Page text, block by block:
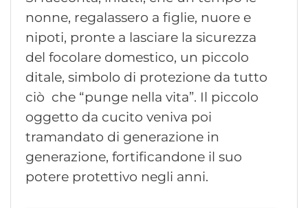
nonne, regalassero a figlie, nuore e
nipoti, pronte a lasciare la sicurezza
del focolare domestico, un piccolo
ditale, simbolo di protezione da tutto
ciò che “punge nella vita”. Il piccolo
oggetto da cucito veniva poi
tramandato di generazione in
generazione, fortificandone il suo
potere protettivo negli anni.